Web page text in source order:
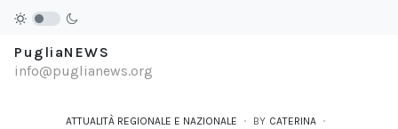
PugliaNEWS
info@puglianews.org
ATTUALITÀ REGIONALE E NAZIONALE BY CATERINA